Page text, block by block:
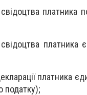
платника
платника
податку);